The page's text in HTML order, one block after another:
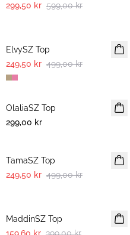
299,50 kr 599,00 kr
ElvySZ Top
249,50 kr 499,00 kr
NYHET
OlaliaSZ Top
299,00 kr
TamaSZ Top
249,50 kr 499,00 kr
MaddinSZ Top